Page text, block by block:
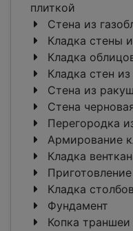
плиткой
Стена из
Кладка стены
Кладка
Кладка стен
Стена из
Стена
Перегородка
Армирование
Кладка
Кладка
Фундамент
Копка